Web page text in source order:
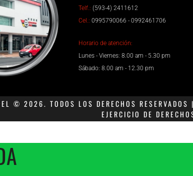
Telf.: (593-4) 2411612
Cel.: 0995790066 - 0992461706
Horario de atención:
Lunes - Viernes: 8.00 am - 5.30 pm
Sábado: 8.00 am - 12.30 pm
© 2026. TODOS LOS DERECHOS
EJERCICIO DE